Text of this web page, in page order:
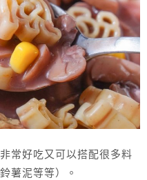
常好吃又可以搭配很多料
薯泥等等）。